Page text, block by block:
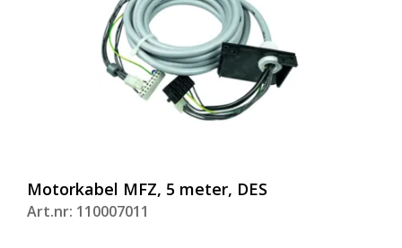
Motorkabel MFZ, 5 meter, DES
Art.nr: 110007011